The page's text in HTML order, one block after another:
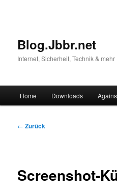
Blog.Jbbr.net
Internet, Sicherheit, Technik & mehr
Zum
Home Downloads
Beitragsnavigation
← Zurück
Screenshot-